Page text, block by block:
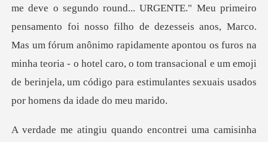
RGENTE." Meu primeiro
pensamento foi nosso filho de dezesseis anos, Marco.
Mas um fórum anônimo rapidamente apontou os furos na
minha teori